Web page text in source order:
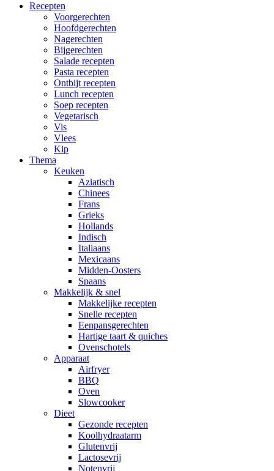
Recepten
Voorgerechten
Hoofdgerechten
Nagerechten
Bijgerechten
Salade recepten
Pasta recepten
Ontbijt recepten
Lunch recepten
Soep recepten
Vegetarisch
Vis
Vlees
Kip
Thema
Keuken
Aziatisch
Chinees
Frans
Grieks
Hollands
Indisch
Italiaans
Mexicaans
Midden-Oosters
Spaans
Makkelijk & snel
Makkelijke recepten
Snelle recepten
Eenpansgerechten
Hartige taart & quiches
Ovenschotels
Apparaat
Airfryer
BBQ
Oven
Slowcooker
Dieet
Gezonde recepten
Koolhydraatarm
Glutenvrij
Lactosevrij
Notenvrij